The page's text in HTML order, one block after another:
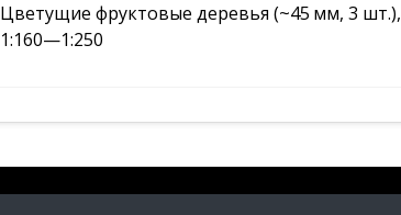
Цветущие фруктовые деревья (~45 мм, 3 шт.),
1:160—1:250